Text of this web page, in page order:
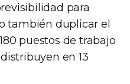
para
también duplicar el
puestos de trabajo
en 13